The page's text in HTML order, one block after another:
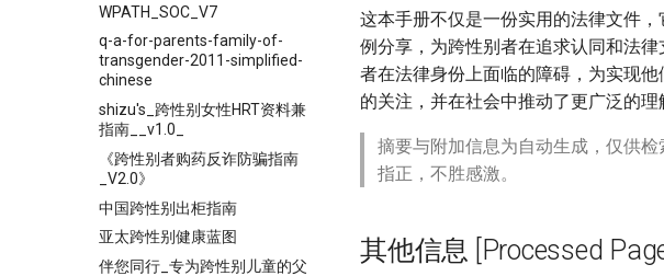
WPATH_SOC_V7
q-a-for-parents-family-of-
transgender-2011-simplified-
chinese
shizu's_跨性别女性HRT资料兼
指南__v1.0_
《跨性别者购药反诈防骗指南
_V2.0》
中国跨性别出柜指南
亚太跨性别健康蓝图
伴您同行_专为跨性别儿童的父
这本手册不仅是一份实用的法律文件
例分享，为跨性别者在追求认同和法
者在法律身份上面临的障碍，为实现
的关注，并在社会中推动了更广泛的理
摘要与附加信息为自动生成，仅供
指正，不胜感激。
其他信息 [Processed